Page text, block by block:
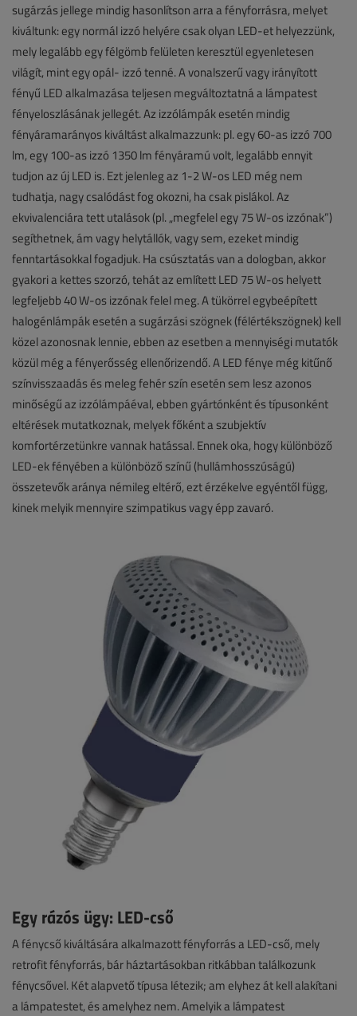
sugárzás jellege mindig hasonlítson arra a fényforrásra, melyet
kiváltunk: egy normál izzó helyére csak olyan LED-et helyezzünk,
mely legalább egy félgömb felületen keresztül egyenletesen
világít, mint egy opál- izzó tenné. A vonalszerű vagy irányított
fényű LED alkalmazása teljesen megváltoztatná a lámpatest
fényeloszlásának jellegét. Az izzólámpák esetén mindig
fényáramarányos kiváltást alkalmazzunk: pl. egy 60-as izzó 700
lm, egy 100-as izzó 1350 lm fényáramú volt, legalább ennyit
tudjon az új LED is. Ezt jelenleg az 1-2 W-os LED még nem
tudhatja, nagy csalódást fog okozni, ha csak pislákol. Az
ekvivalenciára tett utalások (pl. „megfelel egy 75 W-os izzónak”)
segíthetnek, ám vagy helytállók, vagy sem, ezeket mindig
fenntartásokkal fogadjuk. Ha csúsztatás van a dologban, akkor
gyakori a kettes szorzó, tehát az említett LED 75 W-os helyett
legfeljebb 40 W-os izzónak felel meg. A tükörrel egybeépített
halogénlámpák esetén a sugárzási szögnek (félértékszögnek) kell
közel azonosnak lennie, ebben az esetben a mennyiségi mutatók
közül még a fényerősség ellenőrizendő. A LED fénye még kitűnő
színvisszaadás és meleg fehér szín esetén sem lesz azonos
minőségű az izzólámpáéval, ebben gyártónként és típusonként
eltérések mutatkoznak, melyek főként a szubjektív
komfortérzetünkre vannak hatással. Ennek oka, hogy különböző
LED-ek fényében a különböző színű (hullámhosszúságú)
összetevők aránya némileg eltérő, ezt érzékelve egyéntől függ,
kinek melyik mennyire szimpatikus vagy épp zavaró.
Egy rázós ügy: LED-cső
A fénycső kiváltására alkalmazott fényforrás a LED-cső, mely
retrofit fényforrás, bár háztartásokban ritkábban találkozunk
fénycsővel. Két alapvető típusa létezik; am elyhez át kell alakítani
a lámpatestet, és amelyhez nem. Amelyik a lámpatest